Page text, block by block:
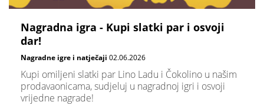
Nagradna igra - Kupi slatki par i osvoji
dar!
Nagradne igre i natječaji 02.06.2026
Kupi omiljeni slatki par Lino Ladu i Čokolino u našim
prodavaonicama, sudjeluj u nagradnoj igri i osvoji
vrijedne nagrade!